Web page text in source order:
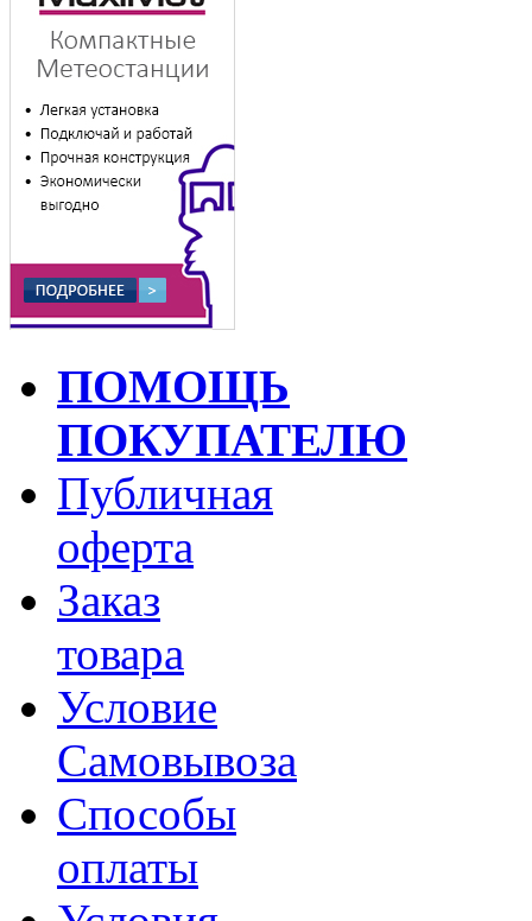
ПОМОЩЬ
ПОКУПАТЕЛЮ
Публичная
оферта
Заказ
товара
Условие
Самовывоза
Способы
оплаты